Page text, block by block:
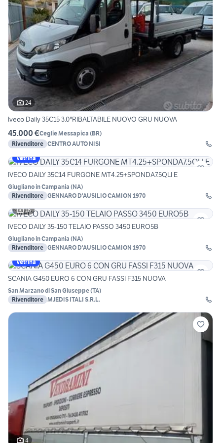
24
Iveco Daily 35C15 3.0"RIBALTABILE NUOVO GRU NUOVA
45.000 €Ceglie Messapica (BR)
Rivenditore CENTRO AUTO NISI
Vetrina
IVECO DAILY 35C14 FURGONE MT4.25+SPONDA7.5QLI E
Giugliano in Campania (NA)
Rivenditore GENNARO D'AUSILIO CAMION 1970
16
IVECO DAILY 35-150 TELAIO PASSO 3450 EURO5B
Giugliano in Campania (NA)
Rivenditore GENNARO D'AUSILIO CAMION 1970
Vetrina
SCANIA G450 EURO 6 CON GRU FASSI F315 NUOVA
San Marzano di San Giuseppe(TA)
Rivenditore MJEDIS ITALI S.R.L.
4